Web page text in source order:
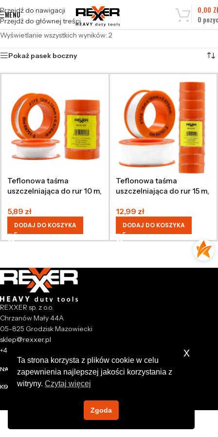
Przejdź do nawigacji
Przejdź do głównej treści
MENU
0
0,00
Wyświetlanie wszystkich wyników: 2
Pokaż pasek boczny
Teflonowa taśma
uszczelniająca do rur 10 m,
5,89 zł
DODAJ DO KOSZYKA
Teflonowa taśma
uszczelniająca do rur 15 m,
12,99 zł
DODAJ DO KOSZYKA
REXXER sp. z o.o.
Chrzanów Mały 44A
05-825 Grodzisk Mazowiecki
sklep@rexxer.pl
+48 512 477 473
NASZA FIRMA
KONTO
Ta strona korzysta z plików cookie w celu
zapewnienia najlepszej jakości korzystania z
witryny.Czytaj więcej
Zgoda
x